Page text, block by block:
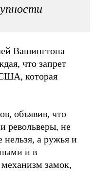
Вашингтона
что запрет
которая
объявив, что
револьверы, не
нельзя, а ружья и
и в
замок,